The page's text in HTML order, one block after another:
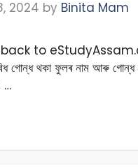
2024 by Binita Mam
to
গোন্ধ থকা ফুলৰ নাম আৰু
…